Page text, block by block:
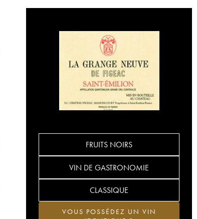
FRUITS NOIRS
VIN DE GASTRONOMIE
CLASSIQUE
VOUS POSSÉDEZ UN VIN